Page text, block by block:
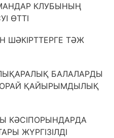
КЛУБЫНЫҢ
ӨТТІ
ШӘКІРТТЕРГЕ ТӘЖ
БАЛАЛАРДЫ
ОРАЙ ҚАЙЫРЫМДЫЛЫҚ
КӘСІПОРЫНДАРДА
ЖҮРГІЗІЛДІ